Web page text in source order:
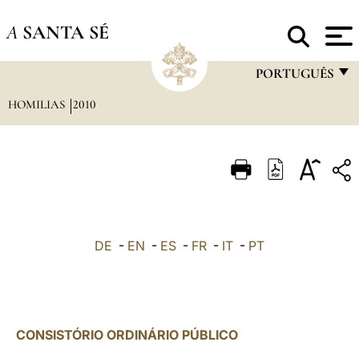
A SANTA SÉ
PORTUGUÊS
ITALIANO
HOMILIAS 2010
DE - EN - ES - FR - IT - PT
CONSISTÓRIO ORDINÁRIO PÚBLICO